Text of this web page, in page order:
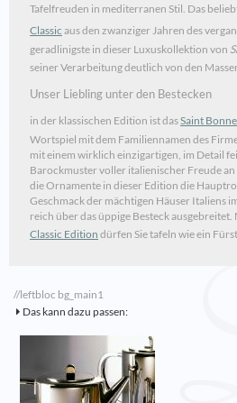
Tafelfreuden in mediterranen Stil. Das
Classic aus den zwanziger Jahren des
geradlinigste in dieser Luxuskollektion von
seiner Verarbeitung deutlich von den
Unser Liebling unter den Bestecken
in der klassischen Edition ist dasSaint
Wortspiel mit dem Familiennamen des
mit einem wirklich einzigartigen, im Detail
Barockmuster voller italienischer Freude
die Ornamente in dieser Edition die
Geschmack der mächtigen Häuser Italiens
reich über das üppige Besteck ausgebreitet.
Classic Edition dürfen Sie tafeln wie ein
//leftbloc bg_main1
Das kann dazu passen: